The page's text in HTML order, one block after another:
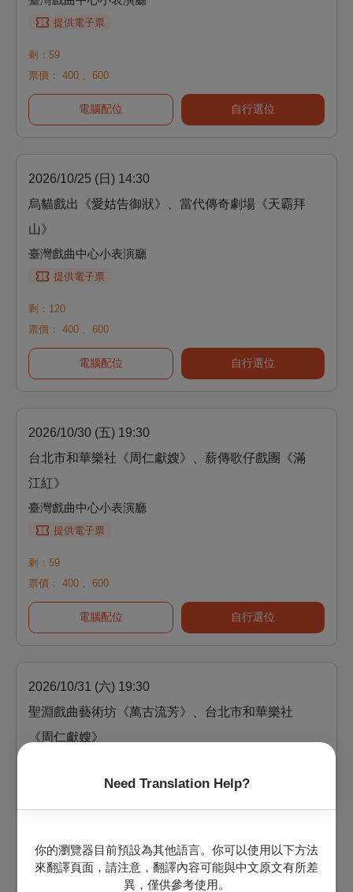
Need Translation Help?
你的瀏覽器目前預設為其他語言。你可以使用以下方法
來翻譯頁面，請注意，翻譯內容可能與中文原文有所差
異，僅供參考使用。
提供電子票
剩：59
票價：
400 600
電腦配位 自行選位
2026/10/25 (日) 14:30
烏貓戲出《愛姑告御狀》、當代傳奇劇場《天霸拜
山》
臺灣戲曲中心小表演廳
提供電子票
剩：120
票價：
400 600
電腦配位 自行選位
2026/10/30 (五) 19:30
台北市和華樂社《周仁獻嫂》、薪傳歌仔戲團《滿
江紅》
臺灣戲曲中心小表演廳
提供電子票
剩：59
票價：
400 600
電腦配位 自行選位
2026/10/31 (六) 19:30
聖淵戲曲藝術坊《萬古流芳》、台北市和華樂社
《周仁獻嫂》
電腦配位 自行選位